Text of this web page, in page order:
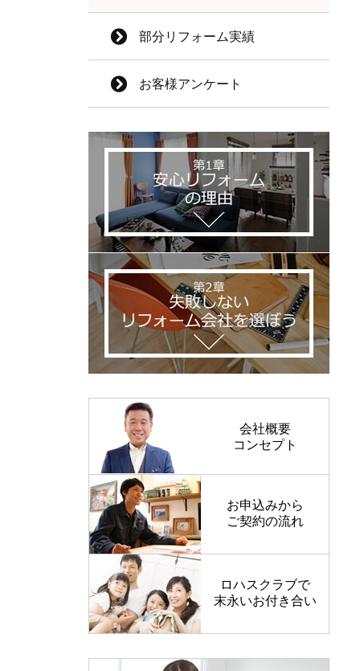
部分リフォーム実績
お客様アンケート
会社概要
コンセプト
お申込みから
ご契約の流れ
ロハスクラブで
末永いお付き合い